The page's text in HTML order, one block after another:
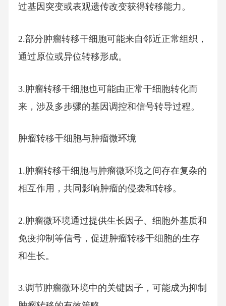
过基因突变或表观遗传改变获得转移能力。
2.部分肿瘤转移干细胞可能来自邻近正常组织，
通过原位或异位转移形成。
3.肿瘤转移干细胞也可能由正常干细胞转化而
来，涉及多步骤的基因调控和信号转导过程。
肿瘤转移干细胞与肿瘤微环境
1.肿瘤转移干细胞与肿瘤微环境之间存在复杂的
相互作用，共同影响肿瘤的侵袭和转移。
2.肿瘤微环境通过提供生长因子、细胞外基质和
免疫抑制等信号，促进肿瘤转移干细胞的生存
和生长。
3.调节肿瘤微环境中的关键因子，可能成为抑制